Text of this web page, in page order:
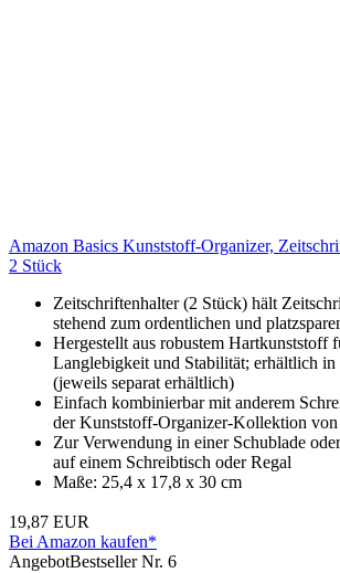
Amazon Basics Kunststoff-Organizer,
2 Stück
Zeitschriftenhalter (2 Stück) hält
stehend zum ordentlichen und
Hergestellt aus robustem Hartkunststoff
Langlebigkeit und Stabilität; erhältlich
(jeweils separat erhältlich)
Einfach kombinierbar mit anderem
der Kunststoff-Organizer-Kollektion
Zur Verwendung in einer Schublade
auf einem Schreibtisch oder Regal
Maße: 25,4 x 17,8 x 30 cm
19,87 EUR
Bei Amazon kaufen*
AngebotBestseller Nr. 6